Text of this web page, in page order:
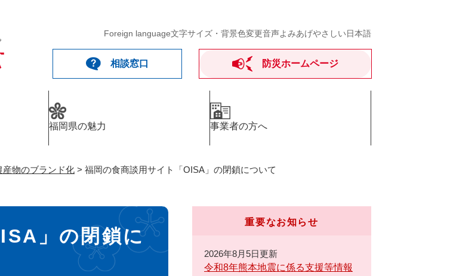
Foreign language文字サイズ・背景色変更音声よみあげやさしい日本語
相談窓口 防災ホームページ
福岡県の魅力 事業者の方へ
産物のブランド化 > 福岡の食商談用サイト「OISA」の閉鎖について
」の閉鎖に
重要なお知らせ
2026年8月5日更新
令和8年熊本地震に係る支援等情報